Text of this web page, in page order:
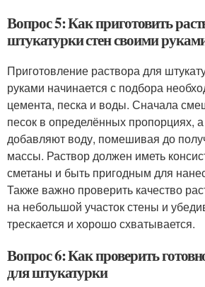
Вопрос 5: Как приготовить
штукатурки стен своими
Приготовление раствора для
руками начинается с подбора
цемента, песка и воды. Сначала
песок в определённых пропорциях,
добавляют воду, помешивая до
массы. Раствор должен иметь
сметаны и быть пригодным для
Также важно проверить качество
на небольшой участок стены и
трескается и хорошо схватывается.
Вопрос 6: Как проверить
для штукатурки